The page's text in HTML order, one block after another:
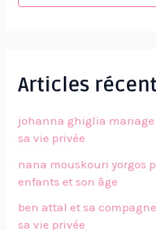
Articles
johanna ghiglia mariage
sa vie privée
nana mouskouri yorgos
enfants et son âge
ben attal et sa
sa vie privée